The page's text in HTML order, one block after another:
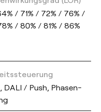
/ 71% / 72% / 76% /
/ 80% / 81% / 86%
DALI / Push, Phasen-